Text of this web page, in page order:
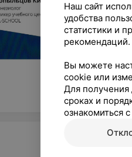
Сертификаты
Наш сайт
удобства
статистики и
рекомендаций.
Вы можете
cookie или
Для
сроках и
ознакомиться